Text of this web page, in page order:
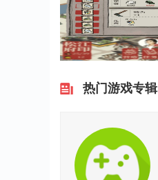
热门游戏专辑